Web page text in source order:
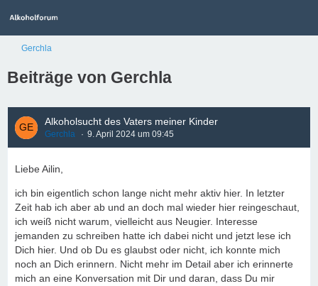
Gerchla
Beiträge von Gerchla
Alkoholsucht des Vaters meiner Kinder
Gerchla 9. April 2024 um 09:45
Liebe Ailin,
ich bin eigentlich schon lange nicht mehr aktiv hier. In letzter
Zeit hab ich aber ab und an doch mal wieder hier reingeschaut,
ich weiß nicht warum, vielleicht aus Neugier. Interesse
jemanden zu schreiben hatte ich dabei nicht und jetzt lese ich
Dich hier. Und ob Du es glaubst oder nicht, ich konnte mich
noch an Dich erinnern. Nicht mehr im Detail aber ich erinnerte
mich an eine Konversation mit Dir und daran, dass Du mir